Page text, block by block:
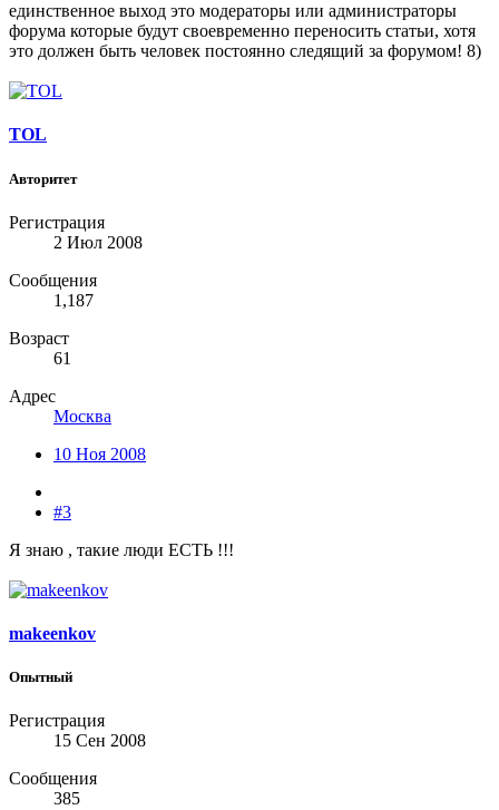
единственное выход это модераторы или администраторы
форума которые будут своевременно переносить статьи, хотя
это должен быть человек постоянно следящий за форумом! 8)
TOL
Авторитет
Регистрация
2 Июл 2008
Сообщения
1,187
Возраст
61
Адрес
Москва
10 Ноя 2008
#3
Я знаю , такие люди ЕСТЬ !!!
makeenkov
Опытный
Регистрация
15 Сен 2008
Сообщения
385